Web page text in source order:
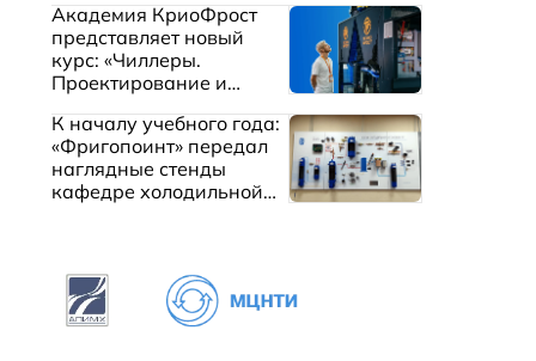
Академия КриоФрост
представляет новый
курс: «Чиллеры.
Проектирование и
охлаждения жидкостей»
К началу учебного года:
«Фригопоинт» передал
наглядные стенды
кафедре холодильной